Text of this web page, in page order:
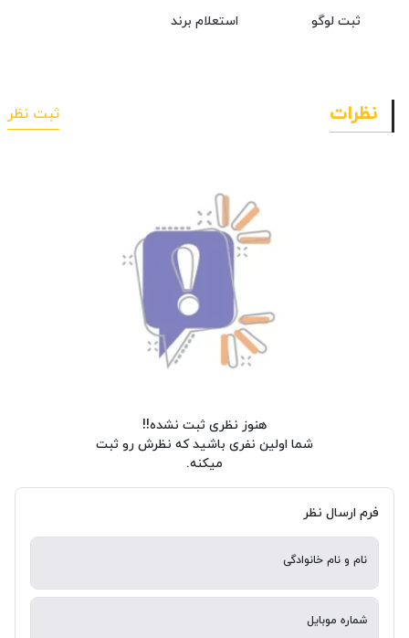
ثبت لوگو استعلام برند
نظرات ثبت نظر
هنوز نظری ثبت نشده!!
شما اولین نفری باشید که نظرش رو ثبت
میکنه.
فرم ارسال نظر
نام و نام خانوادگی
شماره موبایل